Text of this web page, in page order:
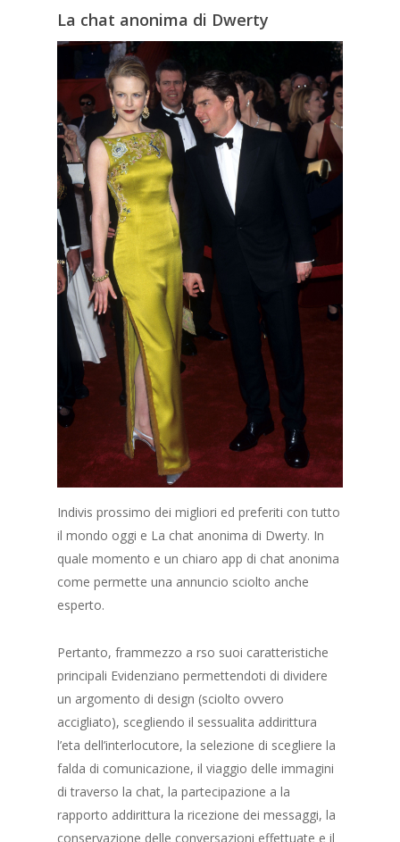
La chat anonima di Dwerty
Indivis prossimo dei migliori ed preferiti con tutto
il mondo oggi e La chat anonima di Dwerty. In
quale momento e un chiaro app di chat anonima
come permette una annuncio sciolto anche
esperto.
Pertanto, frammezzo a rso suoi caratteristiche
principali Evidenziano permettendoti di dividere
un argomento di design (sciolto ovvero
accigliato), scegliendo il sessualita addirittura
l’eta dell’interlocutore, la selezione di scegliere la
falda di comunicazione, il viaggio delle immagini
di traverso la chat, la partecipazione a la
rapporto addirittura la ricezione dei messaggi, la
conservazione delle conversazioni effettuate e il